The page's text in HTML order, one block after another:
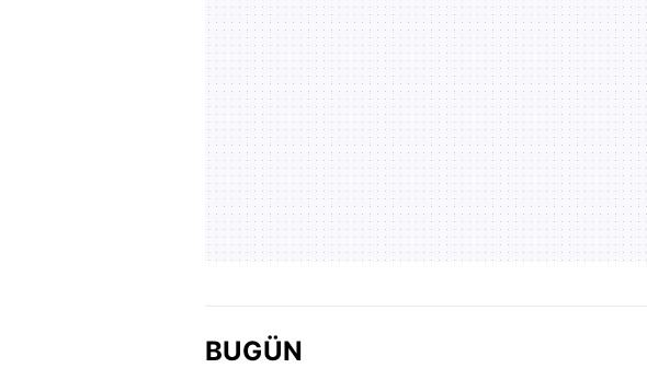
BUGÜN